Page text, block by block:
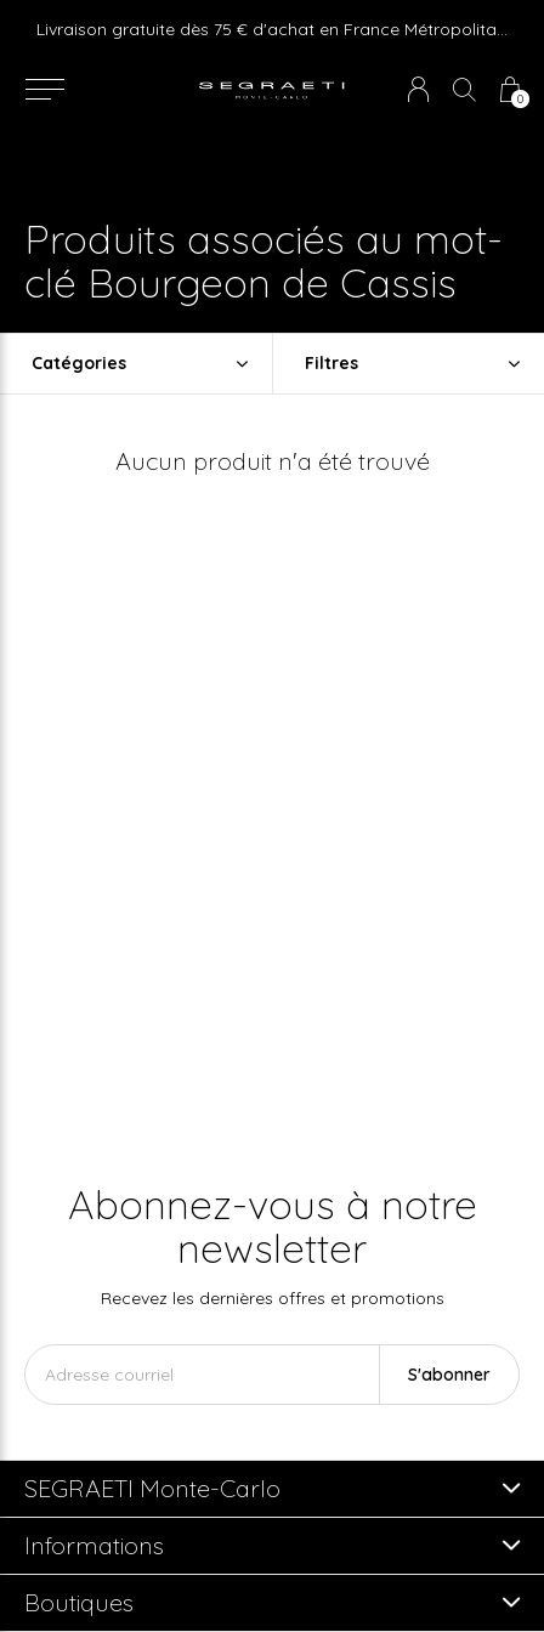
0
Livraison gratuite dès 75 € d'achat en France Métropolitaine et Monaco (hors mobilier)
Produits associés au mot-
clé Bourgeon de Cassis
Catégories Filtres
Aucun produit n'a été trouvé
Abonnez-vous à notre
newsletter
Recevez les dernières offres et promotions
S'abonner
SEGRAETI Monte-Carlo
Informations
Boutiques